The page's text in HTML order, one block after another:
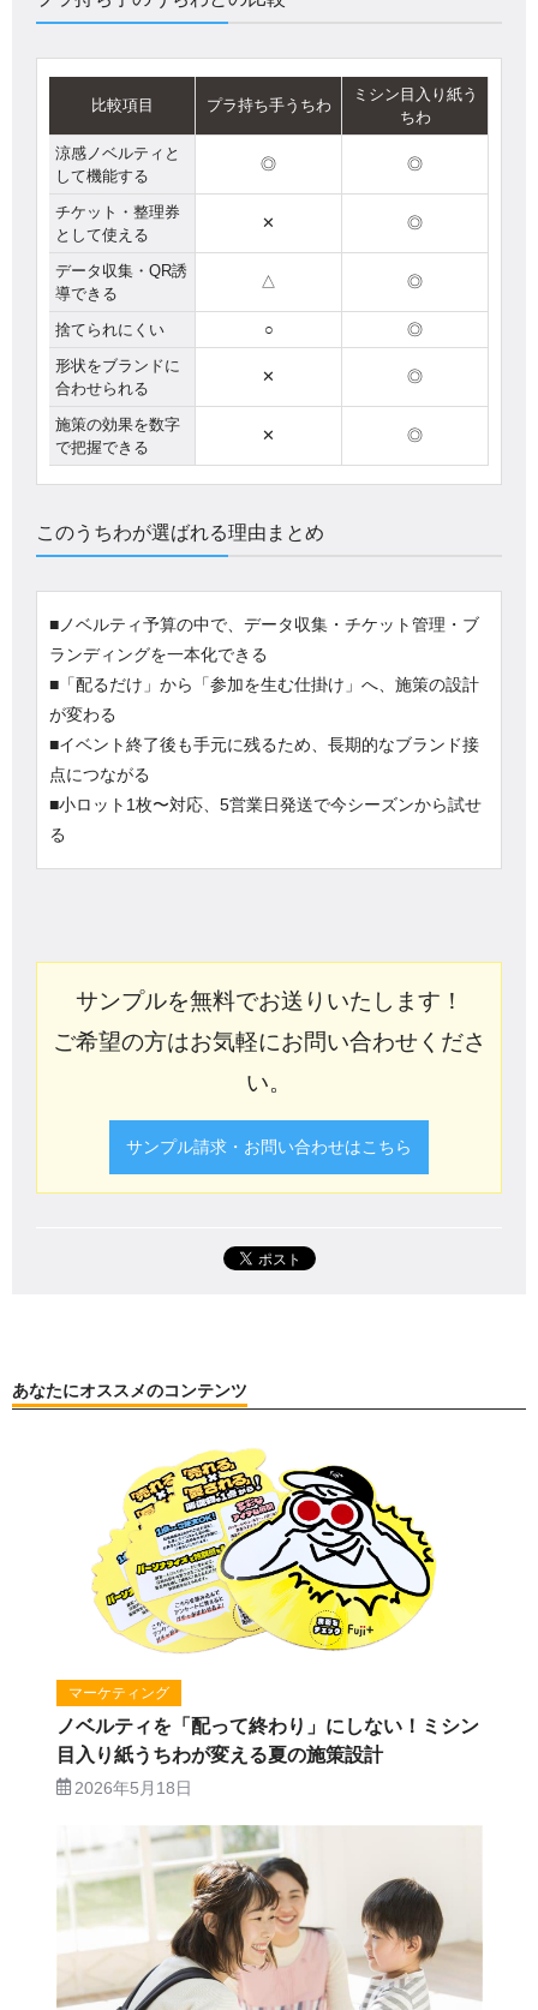
比較項目 プラ持ち手うちわ
ミシン目入り紙う
ちわ
涼感ノベルティと
して機能する
◎ ◎
チケット・整理券
として使える
✕ ◎
データ収集・QR誘
導できる
△ ◎
捨てられにくい ○
◎
形状をブランドに
合わせられる
✕ ◎
施策の効果を数字
で把握できる
✕ ◎
このうちわが選ばれる理由まとめ
■ノベルティ予算の中で、データ収集・チケット管理・ブ
ランディングを一本化できる
■「配るだけ」から「参加を生む仕掛け」へ、施策の設計
が変わる
■イベント終了後も手元に残るため、長期的なブランド接
点につながる
■小ロット1枚〜対応、5営業日発送で今シーズンから試せ
る
サンプルを無料でお送りいたします！
ご希望の方はお気軽にお問い合わせくださ
い。
サンプル請求・お問い合わせはこちら
あなたにオススメのコンテンツ
マーケティング
ノベルティを「配って終わり」にしない！ミシン
目入り紙うちわが変える夏の施策設計
2026年5月18日